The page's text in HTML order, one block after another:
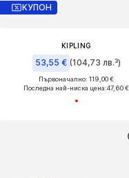
КУПОН
KIPLING
53,55 € (104,73 лв.³)
Първоначално: 119,00 €
Последна най-ниска цена:47,60 €